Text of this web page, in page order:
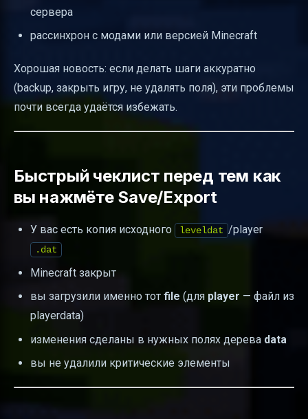
сервера
рассинхрон с модами или версией Minecraft
Хорошая новость: если делать шаги аккуратно
(backup, закрыть игру, не удалять поля), эти проблемы
почти всегда удаётся избежать.
Быстрый чеклист перед тем как
вы нажмёте Save/Export
У вас есть копия исходного leveldat /player
.dat
Minecraft закрыт
вы загрузили именно тот file (для player — файл из
playerdata)
изменения сделаны в нужных полях дерева data
вы не удалили критические элементы